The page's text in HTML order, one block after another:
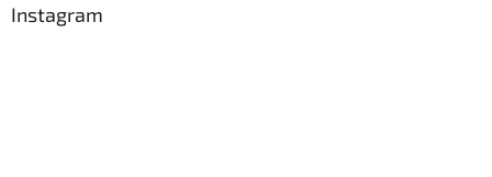
Instagram